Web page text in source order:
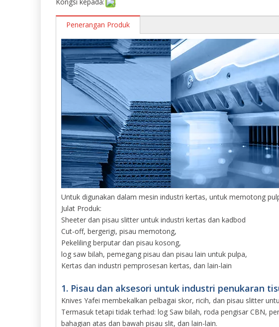
Penerangan Produk
Untuk digunakan dalam mesin industri kertas, untuk memotong
Julat Produk:
Sheeter dan pisau slitter untuk industri kertas dan kadbod
Cut-off, bergerigi, pisau memotong,
Pekeliling berputar dan pisau kosong,
log saw bilah, pemegang pisau dan pisau lain untuk pulpa,
Kertas dan industri pemprosesan kertas, dan lain-lain
1. Pisau dan aksesori untuk industri penukaran
Knives Yafei membekalkan pelbagai skor, ricih, dan pisau slitter
Termasuk tetapi tidak terhad: log Saw bilah, roda pengisar CBN,
bahagian atas dan bawah pisau slit, dan lain-lain.